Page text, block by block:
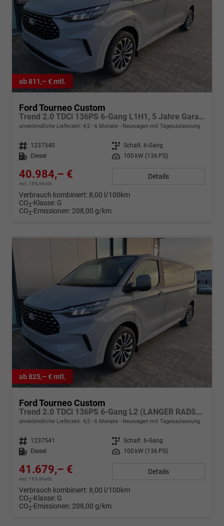
ab 811,– € mtl.
Ford Tourneo Custom
Trend 2.0 TDCi 136PS 6-Gang L1H1, 5 Jahre Garantie, 8 Plätze, 16" Alu, Parksensoren vo/hi, Rückfahrkamera, LED-Scheinwerfer, Keyless, Sitzheizung, Radio 13" inkl. Wireless AndroidAuto/Apple CarPlay, Tempomat, Klimaautomatik vo, Spurhaltehilfe
unverbindliche Lieferzeit: 4,5 - 6 Monate Neuwagen mit Tageszulassung
Fahrzeugnr. 1237540 Getriebe Schalt. 6-Gang
Kraftstoff
Diesel Leistung 100 kW (136 PS)
40.984,– €
incl. 19% MwSt.
Details
Verbrauch kombiniert: 8,00 l/100km
CO2-Klasse: G
CO2-Emissionen: 208,00 g/km
ab 825,– € mtl.
Ford Tourneo Custom
Trend 2.0 TDCi 136PS 6-Gang L2 (LANGER RADSTAND) H1, 5 Jahre Garantie, 8 Plätze, 16" Alu, Parksensoren vo/hi, Rückfahrkamera, LED-Scheinwerfer, Keyless, Sitzheizung, Radio 13" inkl. Wireless AndroidAuto/Apple CarPlay, Tempomat, Klimaautomatik vorn
unverbindliche Lieferzeit: 4,5 - 6 Monate Neuwagen mit Tageszulassung
Fahrzeugnr. 1237541 Getriebe Schalt. 6-Gang
Kraftstoff
Diesel Leistung 100 kW (136 PS)
41.679,– €
incl. 19% MwSt.
Details
Verbrauch kombiniert: 8,00 l/100km
CO2-Klasse: G
CO2-Emissionen: 208,00 g/km